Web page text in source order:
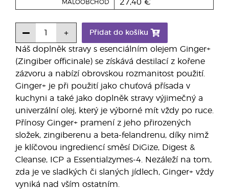
Náš doplněk stravy s esenciálním olejem Ginger+
(Zingiber officinale) se získává destilací z kořene
zázvoru a nabízí obrovskou rozmanitost použití.
Ginger+ je při použití jako chuťová přísada v
kuchyni a také jako doplněk stravy výjimečný a
univerzální olej, který je výborné mít vždy po ruce.
Přínosy Ginger+ pramení z jeho přirozených
složek, zingiberenu a beta-felandrenu, díky nimž
je klíčovou ingrediencí směsí DiGize, Digest &
Cleanse, ICP a Essentialzymes-4. Nezáleží na tom,
zda je ve sladkých či slaných jídlech, Ginger+ vždy
vyniká nad vším ostatním.
MALOOBCHOD 27,40 €
Přidat do košíku